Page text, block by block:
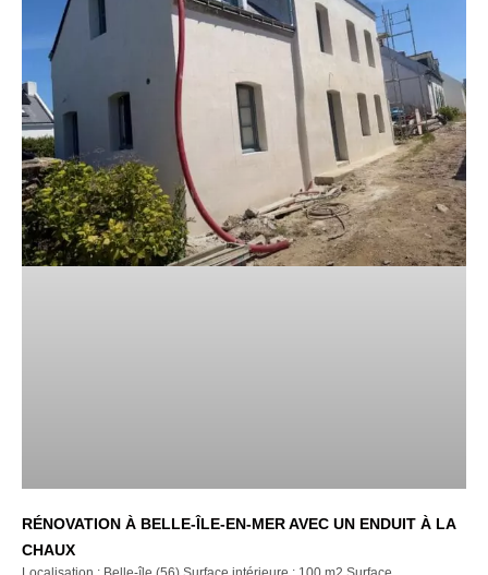
RÉNOVATION À BELLE-ÎLE-EN-MER AVEC UN ENDUIT À LA
CHAUX